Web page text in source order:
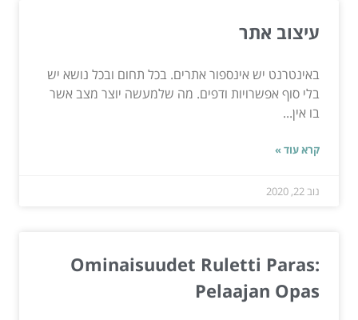
עיצוב אתר
באינטרנט יש אינספור אתרים. בכל תחום ובכל נושא יש
בלי סוף אפשרויות ודפים. מה שלמעשה יוצר מצב אשר
בו אין...
קרא עוד »
נוב 22, 2020
Ominaisuudet Ruletti Paras:
Pelaajan Opas